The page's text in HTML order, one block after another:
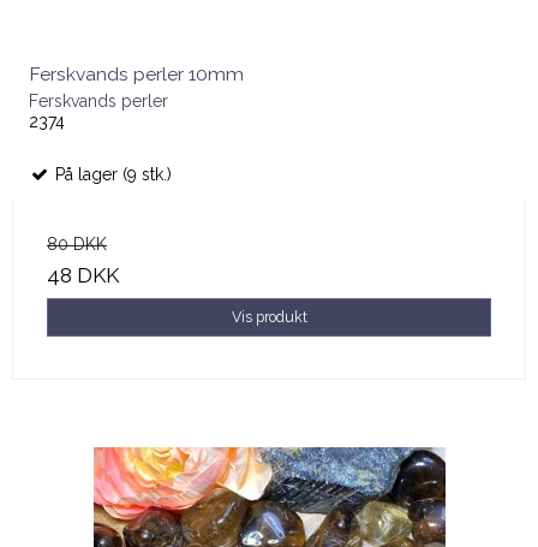
Ferskvands perler 10mm
Ferskvands perler
2374
På lager (9 stk.)
80 DKK
48 DKK
Vis produkt